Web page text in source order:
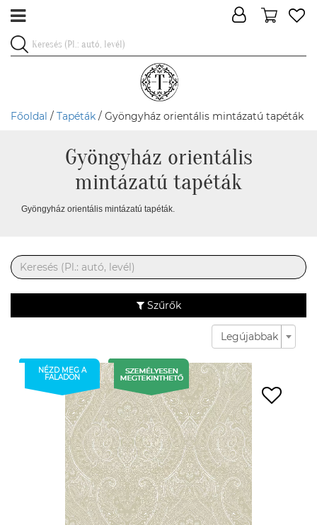
Főoldal / Tapéták / Gyöngyház orientális mintázatú tapéták
Gyöngyház orientális
mintázatú tapéták
Gyöngyház orientális mintázatú tapéták.
Szűrők
Legújabbak
NÉZD MEG A
FALADON